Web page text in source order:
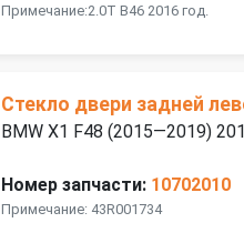
Примечание:2.0T B46 2016 год.
Стекло двери задней
BMW X1 F48 (2015—2019)
Номер запчасти: 10702010
Примечание: 43R001734